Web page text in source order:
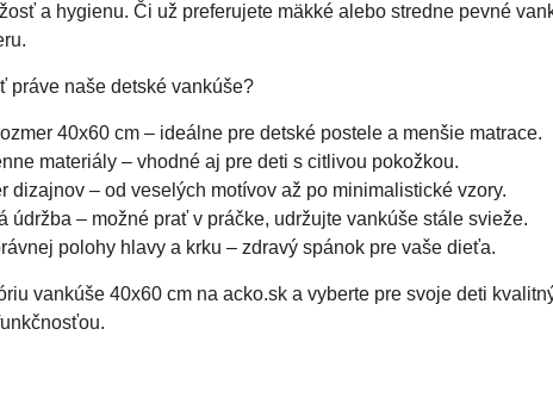
a hygienu. Či už preferujete mäkké alebo stredne pevné
práve naše detské vankúše?
40x60 cm – ideálne pre detské postele a menšie matrace.
materiály – vhodné aj pre deti s citlivou pokožkou.
dizajnov – od veselých motívov až po minimalistické vzory.
údržba – možné prať v práčke, udržujte vankúše stále svieže.
polohy hlavy a krku – zdravý spánok pre vaše dieťa.
vankúše 40x60 cm na acko.sk a vyberte pre svoje deti